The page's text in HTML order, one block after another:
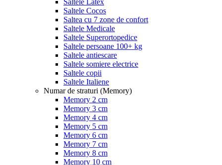
Saltele Cocos
Saltea cu 7 zone de confort
Saltele Medicale
Saltele Superortopedice
Saltele persoane 100+ kg
Saltele antiescare
Saltele somiere electrice
Saltele copii
Saltele Italiene
Numar de straturi (Memory)
Memory 2 cm
Memory 3 cm
Memory 4 cm
Memory 5 cm
Memory 6 cm
Memory 7 cm
Memory 8 cm
Memory 10 cm